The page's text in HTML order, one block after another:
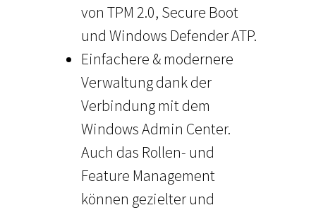
von TPM 2.0, Secure Boot
und Windows Defender ATP.
Einfachere & modernere
Verwaltung dank der
Verbindung mit dem
Windows Admin Center.
Auch das Rollen- und
Feature Management
können gezielter und